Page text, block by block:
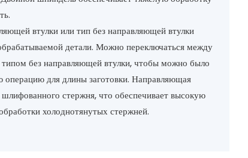
втулки или тип без направляющей втулки
детали. Можно переключаться между
без направляющей втулки, чтобы можно было
для длины заготовки. Направляющая
стержня, что обеспечивает высокую
холоднотянутых стержней.